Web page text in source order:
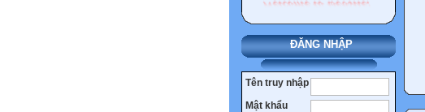
ĐĂNG NHẬP
Tên truy nhập
Mật khẩu